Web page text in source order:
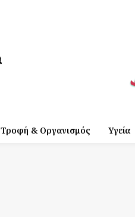
Τροφή & Οργανισμός Υγεία